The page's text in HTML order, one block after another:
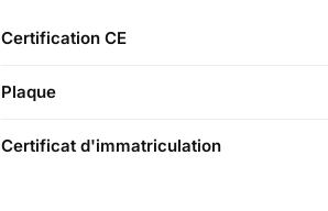
Typologie
Certification CE
Plaque
Certificat d'immatriculation